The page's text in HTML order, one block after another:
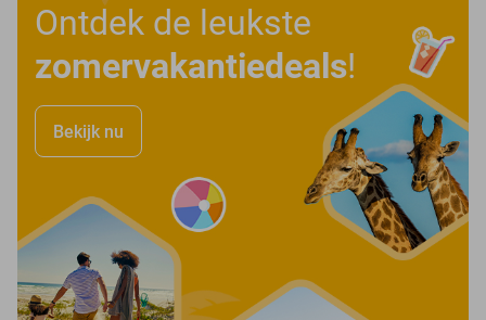
Ontdek de leukste
zomervakantiedeals!
Bekijk nu